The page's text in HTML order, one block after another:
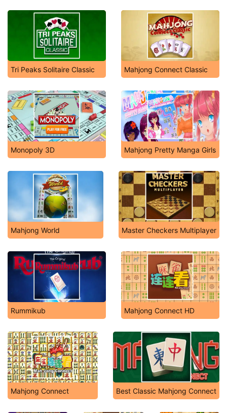
Tri Peaks Solitaire Classic Mahjong Connect Classic
Monopoly 3D Mahjong Pretty Manga Girls
Mahjong World Master Checkers Multiplayer
Rummikub Mahjong Connect HD
Mahjong Connect Best Classic Mahjong Connect